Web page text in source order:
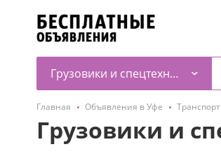
Грузовики и спецтехника
Главная Объявления в Уфе Транспорт
Грузовики и